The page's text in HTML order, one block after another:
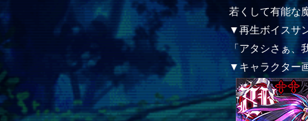
若くして有能な
▼再生ボイスサ
「アタシさぁ
▼キャラクター